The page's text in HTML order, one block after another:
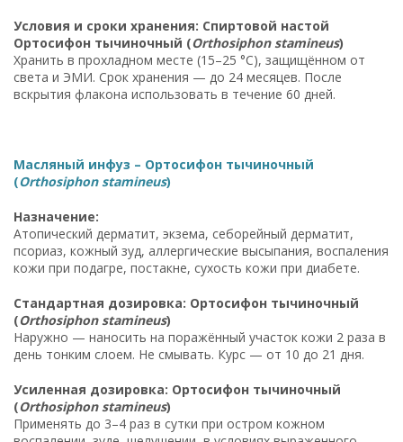
Условия и сроки хранения: Спиртовой настой
Ортосифон тычиночный (Orthosiphon stamineus)
Хранить в прохладном месте (15–25 °C), защищённом от
света и ЭМИ. Срок хранения — до 24 месяцев. После
вскрытия флакона использовать в течение 60 дней.
Масляный инфуз – Ортосифон тычиночный
(Orthosiphon stamineus)
Назначение:
Атопический дерматит, экзема, себорейный дерматит,
псориаз, кожный зуд, аллергические высыпания, воспаления
кожи при подагре, постакне, сухость кожи при диабете.
Стандартная дозировка: Ортосифон тычиночный
(Orthosiphon stamineus)
Наружно — наносить на поражённый участок кожи 2 раза в
день тонким слоем. Не смывать. Курс — от 10 до 21 дня.
Усиленная дозировка: Ортосифон тычиночный
(Orthosiphon stamineus)
Применять до 3–4 раз в сутки при остром кожном